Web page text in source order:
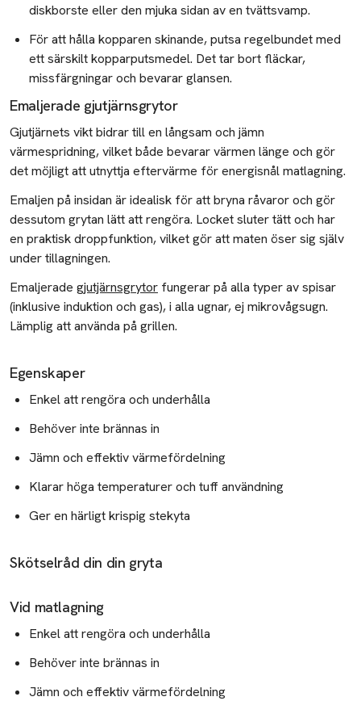
diskborste eller den mjuka sidan av en tvättsvamp.
För att hålla kopparen skinande, putsa regelbundet med
ett särskilt kopparputsmedel. Det tar bort fläckar,
missfärgningar och bevarar glansen.
Emaljerade gjutjärnsgrytor
Gjutjärnets vikt bidrar till en långsam och jämn
värmespridning, vilket både bevarar värmen länge och gör
det möjligt att utnyttja eftervärme för energisnål matlagning.
Emaljen på insidan är idealisk för att bryna råvaror och gör
dessutom grytan lätt att rengöra. Locket sluter tätt och har
en praktisk droppfunktion, vilket gör att maten öser sig själv
under tillagningen.
Emaljerade gjutjärnsgrytor fungerar på alla typer av spisar
(inklusive induktion och gas), i alla ugnar, ej mikrovågsugn.
Lämplig att använda på grillen.
Egenskaper
Enkel att rengöra och underhålla
Behöver inte brännas in
Jämn och effektiv värmefördelning
Klarar höga temperaturer och tuff användning
Ger en härligt krispig stekyta
Skötselråd din din gryta
Vid matlagning
Enkel att rengöra och underhålla
Behöver inte brännas in
Jämn och effektiv värmefördelning